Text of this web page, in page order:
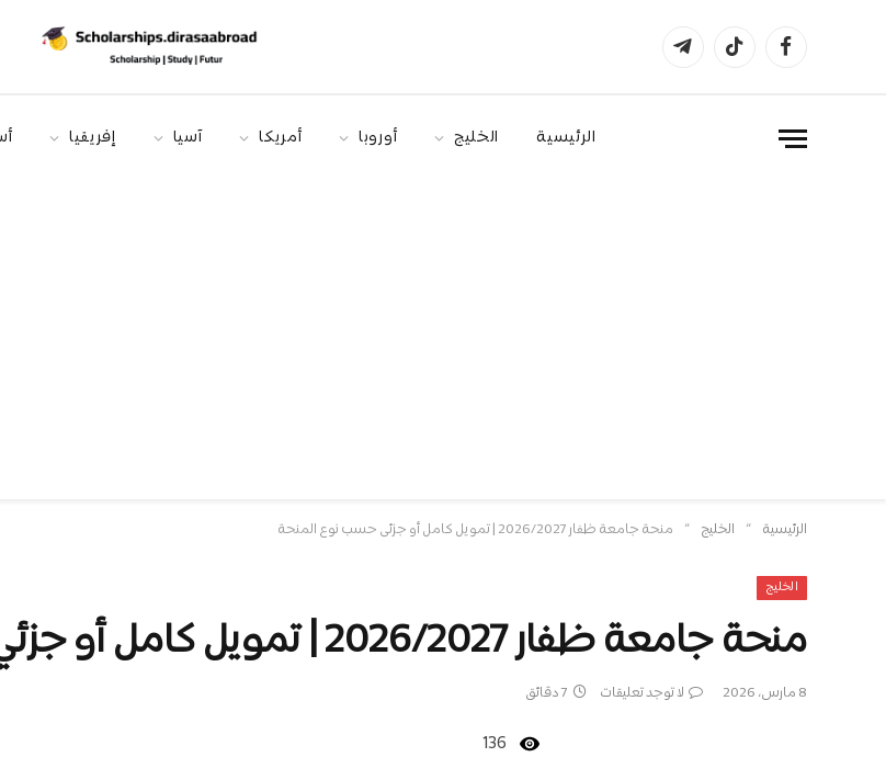
فيسبوكتيكتوكتيلقرام
الرئيسية الخليج أوروبا أمريكا آسيا إفريقيا
الرئيسية » الخليج » منحة جامعة ظفار 2026/2027 | تمويل كامل أو جزئي حسب نوع المنحة
الخليج
منحة جامعة ظفار 2026/2027 | تمويل كامل أو جزئي حسب نوع المنحة
8 مارس، 2026 لا توجد تعليقات 7 دقائق
136